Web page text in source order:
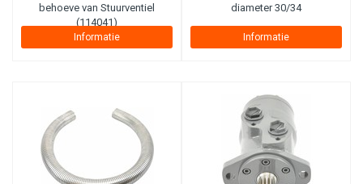
behoeve van Stuurventiel
(114041)
Informatie
diameter 30/34
Informatie